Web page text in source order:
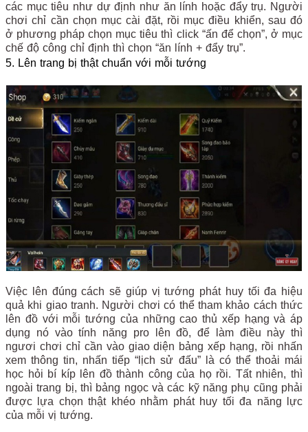
các mục tiêu như dự định như ăn lính hoặc đẩy trụ. Người
chơi chỉ cần chọn mục cài đặt, rồi mục điều khiển, sau đó
ở phương pháp chọn mục tiêu thì click “ấn để chọn”, ở mục
chế độ công chỉ định thì chọn “ăn lính + đẩy trụ”.
5. Lên trang bị thật chuẩn với mỗi tướng
Việc lên đúng cách sẽ giúp vị tướng phát huy tối đa hiệu
quả khi giao tranh. Người chơi có thể tham khảo cách thức
lên đồ với mỗi tướng của những cao thủ xếp hạng và áp
dụng nó vào tính năng pro lên đồ, để làm điều này thì
ngươi chơi chỉ cần vào giao diện bảng xếp hạng, rồi nhấn
xem thông tin, nhấn tiếp “lịch sử đấu” là có thể thoải mái
học hỏi bí kíp lên đồ thành công của họ rồi. Tất nhiên, thì
ngoài trang bị, thì bảng ngọc và các kỹ năng phụ cũng phải
được lựa chọn thật khéo nhằm phát huy tối đa năng lực
của mỗi vị tướng.